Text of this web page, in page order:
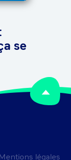
se
Mentions légales